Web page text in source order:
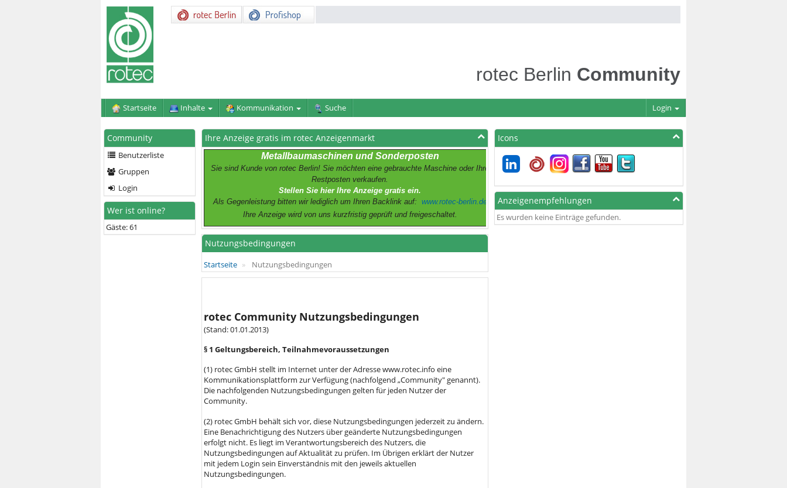
rotec Berlin Community
Startseite Inhalte Kommunikation Suche Login
Community
Benutzerliste
Gruppen
Login
Wer ist online?
Gäste: 61
Ihre Anzeige gratis im rotec Anzeigenmarkt
Metallbaumaschinen und Sonderposten
Sie sind Kunde von rotec Berlin! Sie möchten eine gebrauchte Maschine oder Ihre
Restposten verkaufen.
Stellen Sie hier Ihre Anzeige gratis ein.
Als Gegenleistung bitten wir lediglich um Ihren Backlink auf: www.rotec-berlin.de
Ihre Anzeige wird von uns kurzfristig geprüft und freigeschaltet.
Nutzungsbedingungen
Startseite Nutzungsbedingungen
rotec Community Nutzungsbedingungen
(Stand: 01.01.2013)
§ 1 Geltungsbereich, Teilnahmevoraussetzungen
(1) rotec GmbH stellt im Internet unter der Adresse www.rotec.info eine
Kommunikationsplattform zur Verfügung (nachfolgend „Community" genannt).
Die nachfolgenden Nutzungsbedingungen gelten für jeden Nutzer der
Community.
(2) rotec GmbH behält sich vor, diese Nutzungsbedingungen jederzeit zu ändern.
Eine Benachrichtigung des Nutzers über geänderte Nutzungsbedingungen
erfolgt nicht. Es liegt im Verantwortungsbereich des Nutzers, die
Nutzungsbedingungen auf Aktualität zu prüfen. Im Übrigen erklärt der Nutzer
mit jedem Login sein Einverständnis mit den jeweils aktuellen
Nutzungsbedingungen.
Icons
Anzeigenempfehlungen
Es wurden keine Einträge gefunden.